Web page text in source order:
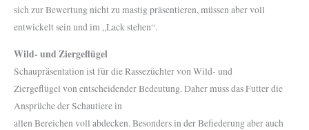
sich zur Bewertung nicht zu mastig präsentieren, müssen aber voll
entwickelt sein und im „Lack stehen“.
Wild- und Ziergeflügel
Schaupräsentation ist für die Rassezüchter von Wild- und
Ziergeflügel von entscheidender Bedeutung. Daher muss das Futter die
Ansprüche der Schautiere in
allen Bereichen voll abdecken. Besonders in der Befiederung aber auch